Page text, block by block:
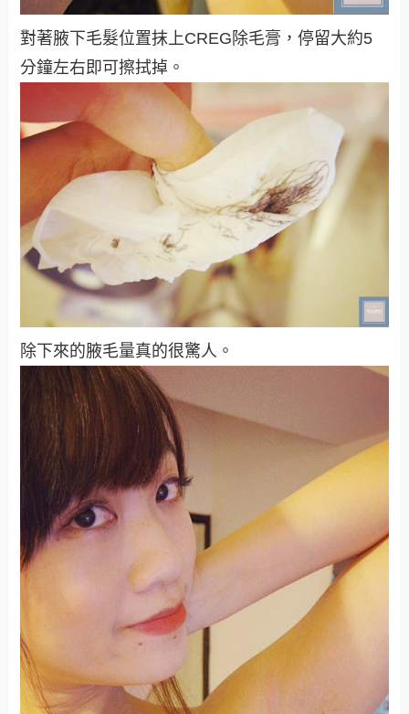
對著腋下毛髮位置抹上CREG除毛膏，停留大約5
分鐘左右即可擦拭掉。
除下來的腋毛量真的很驚人。